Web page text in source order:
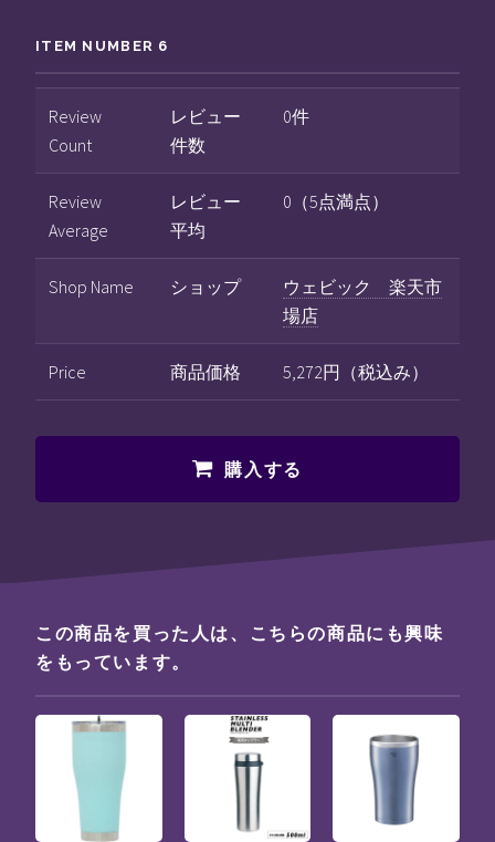
ITEM NUMBER 6
Review
Count
レビュー
件数
0件
Review
Average
レビュー
平均
0（5点満点）
Shop Name ショップ
ウェビック 楽天市
場店
Price 商品価格 5,272円（税込み）
購入する
この商品を買った人は、こちらの商品にも興味
をもっています。